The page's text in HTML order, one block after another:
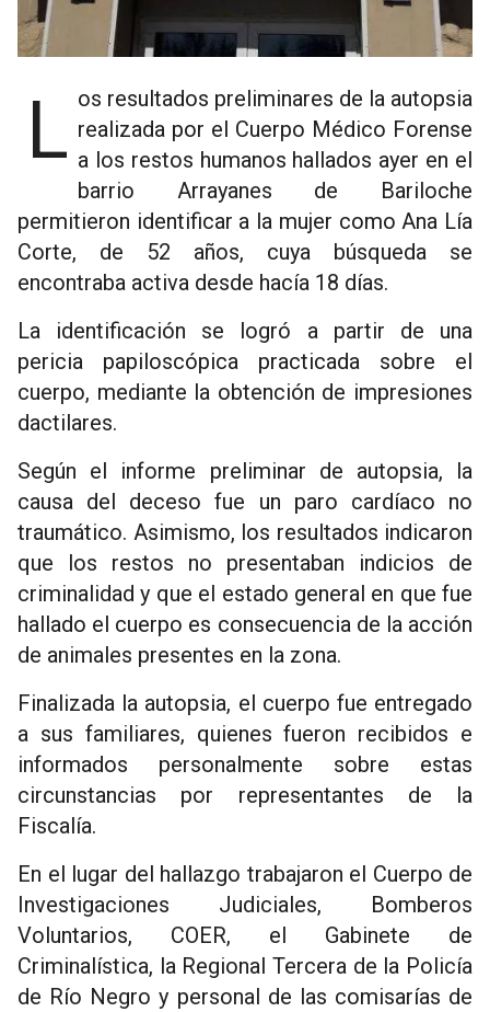
Los resultados preliminares de la autopsia realizada por el Cuerpo Médico Forense
a los restos humanos hallados ayer en el
barrio Arrayanes de Bariloche
permitieron identificar a la mujer como Ana Lía
Corte, de 52 años, cuya búsqueda se
encontraba activa desde hacía 18 días.
La identificación se logró a partir de una
pericia papiloscópica practicada sobre el
cuerpo, mediante la obtención de impresiones
dactilares.
Según el informe preliminar de autopsia, la
causa del deceso fue un paro cardíaco no
traumático. Asimismo, los resultados indicaron
que los restos no presentaban indicios de
criminalidad y que el estado general en que fue
hallado el cuerpo es consecuencia de la acción
de animales presentes en la zona.
Finalizada la autopsia, el cuerpo fue entregado
a sus familiares, quienes fueron recibidos e
informados personalmente sobre estas
circunstancias por representantes de la
Fiscalía.
En el lugar del hallazgo trabajaron el Cuerpo de
Investigaciones Judiciales, Bomberos
Voluntarios, COER, el Gabinete de
Criminalística, la Regional Tercera de la Policía
de Río Negro y personal de las comisarías de